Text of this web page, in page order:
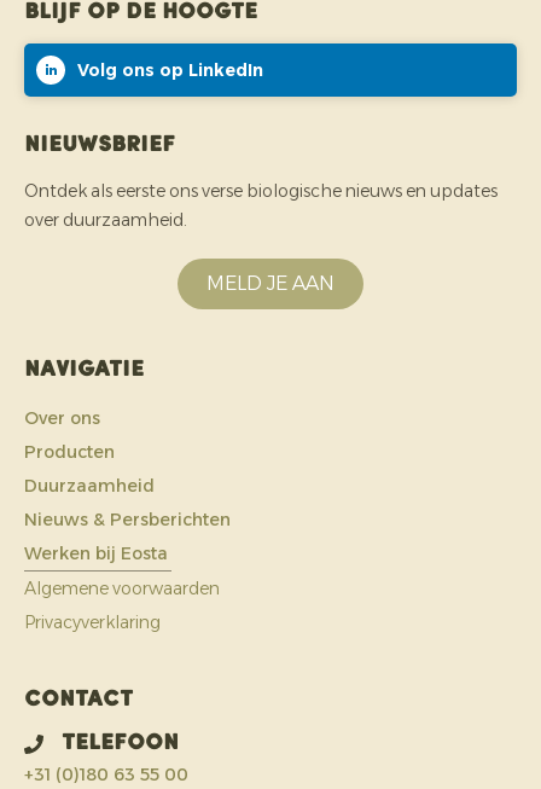
Blijf op de hoogte
Volg ons op LinkedIn
Nieuwsbrief
Ontdek als eerste ons verse biologische nieuws en updates
over duurzaamheid.
MELD JE AAN
Navigatie
Over ons
Producten
Duurzaamheid
Nieuws & Persberichten
Werken bij Eosta
Algemene voorwaarden
Privacyverklaring
Contact
Telefoon
+31 (0)180 63 55 00